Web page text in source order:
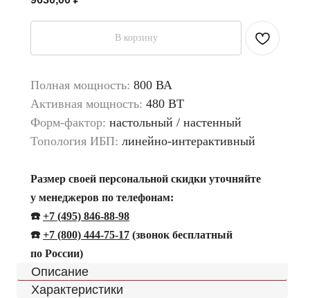
В корзину
Полная мощность: 800 ВА
Активная мощность: 480 ВТ
Форм-фактор: настольный / настенный
Топология ИБП: линейно-интерактивный
Размер своей персональной скидки уточняйте
у менеджеров по телефонам:
☎️ +7 (495) 846-88-98
☎️ +7 (800) 444-75-17 (звонок бесплатный
по России)
Описание
Характеристики